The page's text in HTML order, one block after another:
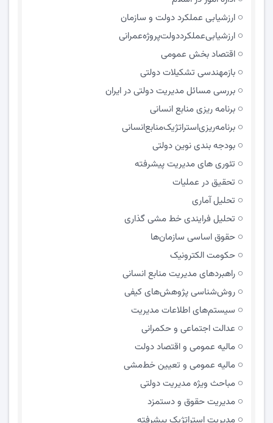
ارزشیابی عملکرد دولت و سازمان
ارزشیابی‌عملکرد‌دولت‌پروژه‌عمرانی
اقتصاد بخش عمومی
بازمهندسی تشکیلات دولتی
بررسی مسائل مدیریت دولتی در ایران
برنامه ریزی منابع انسانی
برنامه‌ریزی‌استراتژیک‌منابع‌انسانی
بودجه بندی نوین دولتی
تئوری های مدیریت پیشرفته
تحقیق در عملیات
تحلیل آماری
تحلیل فرایندی خط مشی گذاری
حقوق اساسی سازمان‌ها
حکومت الکترونیک
راهبردهای مدیریت منابع انسانی
روش‌شناسی پژوهش‌های کیفی
سیستم‌های اطلاعات مدیریت
عدالت اجتماعی و حکمرانی
مالیه عمومی و اقتصاد دولت
مالیه عمومی و تعیین خط‌مشی
مباحث ویژه مدیریت دولتی
مديريت حقوق و دستمزد